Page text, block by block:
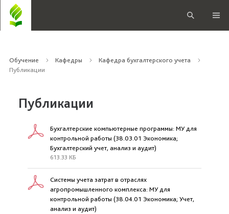
Обучение Кафедры
Кафедра бухгалтерского учета
Публикации
Публикации
Бухгалтерские компьютерные программы: МУ для
контрольной работы (38.03.01 Экономика;
Бухгалтерский учет, анализ и аудит)
613.33 КБ
Системы учета затрат в отраслях
агропромышленного комплекса: МУ для
контрольной работы (38.04.01 Экономика; Учет,
анализ и аудит)